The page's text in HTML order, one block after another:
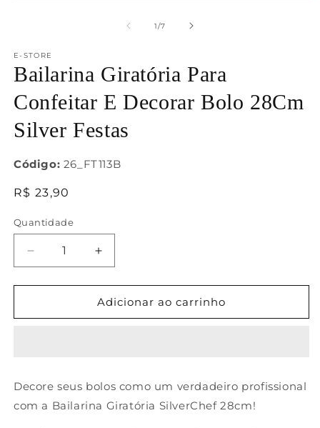
modal
1/de
7
E-STORE
Bailarina Giratória Para
Confeitar E Decorar Bolo 28Cm
Silver Festas
Código: 26_FT113B
Preço
R$ 23,90
Quantidade
Diminuir
a
quantidade
Bailarina
Decorar
Bolo
Aumentar
a
quantidade
de
Bailarina
Decorar
Bolo
Adicionar ao carrinho
Decore seus bolos como um verdadeiro profissional
com a Bailarina Giratória SilverChef 28cm!